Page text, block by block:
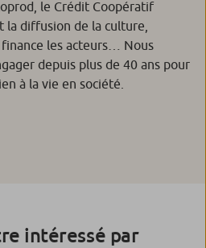
le Crédit Coopératif
diffusion de la culture,
les acteurs… Nous
depuis plus de 40 ans pour
à la vie en société.
intéressé par